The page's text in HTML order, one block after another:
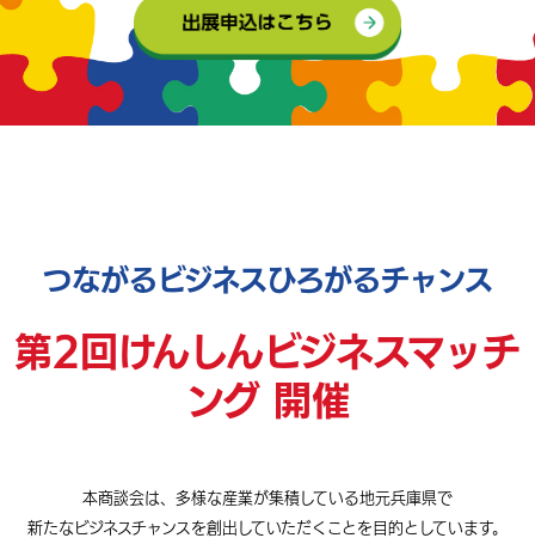
つながるビジネスひろがるチャンス
第2回けんしんビジネスマッチ
ング 開催
本商談会は、多様な産業が集積している地元兵庫県で
新たなビジネスチャンスを創出していただくことを目的としています。